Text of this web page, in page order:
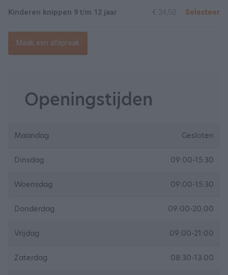
Kinderen knippen 9 t/m 12 jaar € 24,50 Selecteer
Maak een afspraak
Openingstijden
Maandag Gesloten
Dinsdag 09:00-15:30
Woensdag 09:00-15:30
Donderdag 09:00-20:00
Vrijdag 09:00-21:00
Zaterdag 08:30-13:00